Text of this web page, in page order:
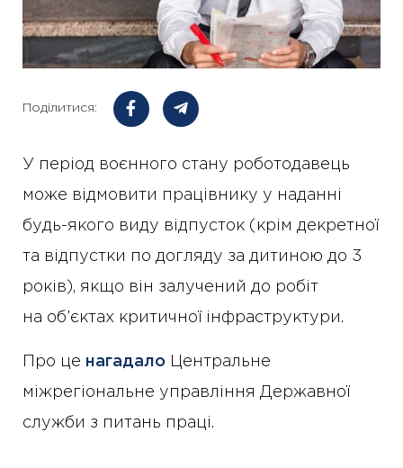
Поділитися:
У період воєнного стану роботодавець
може відмовити працівнику у наданні
будь-якого виду відпусток (крім декретної
та відпустки по догляду за дитиною до 3
років), якщо він залучений до робіт
на об’єктах критичної інфраструктури.
Про це нагадало Центральне
міжрегіональне управління Державної
служби з питань праці.